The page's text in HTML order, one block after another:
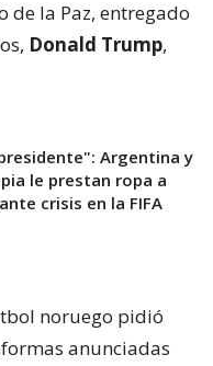
de la Paz, entregado
Donald Trump,
Argentina y
le prestan ropa a
crisis en la FIFA
noruego pidió
anunciadas